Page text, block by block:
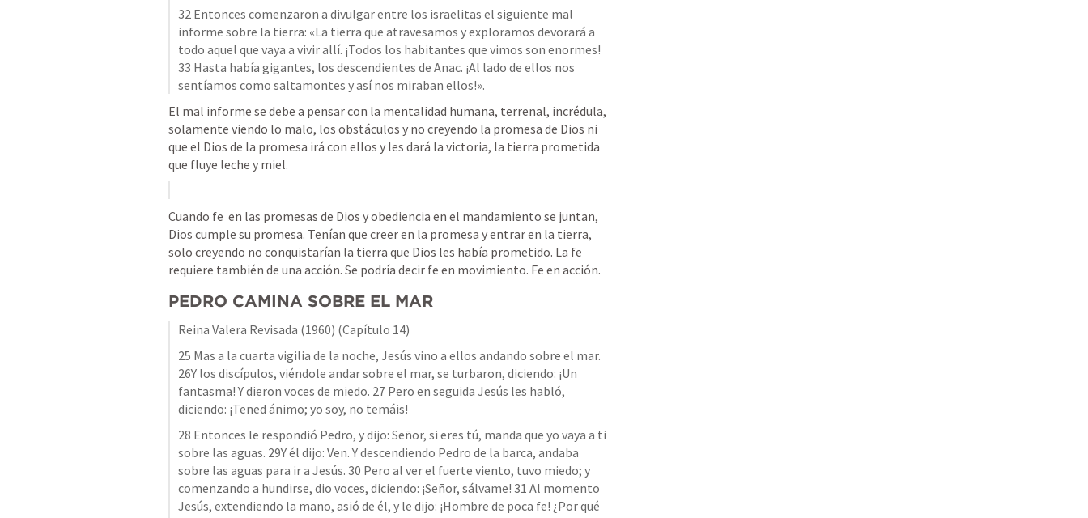
32 Entonces comenzaron a divulgar entre los israelitas el siguiente mal
informe sobre la tierra: «La tierra que atravesamos y exploramos devorará a
todo aquel que vaya a vivir allí. ¡Todos los habitantes que vimos son enormes!
33 Hasta había gigantes, los descendientes de Anac. ¡Al lado de ellos nos
sentíamos como saltamontes y así nos miraban ellos!».
El mal informe se debe a pensar con la mentalidad humana, terrenal, incrédula,
solamente viendo lo malo, los obstáculos y no creyendo la promesa de Dios ni
que el Dios de la promesa irá con ellos y les dará la victoria, la tierra prometida
que fluye leche y miel.
Cuando fe  en las promesas de Dios y obediencia en el mandamiento se juntan,
Dios cumple su promesa. Tenían que creer en la promesa y entrar en la tierra,
solo creyendo no conquistarían la tierra que Dios les había prometido. La fe
requiere también de una acción. Se podría decir fe en movimiento. Fe en acción.
PEDRO CAMINA SOBRE EL MAR
Reina Valera Revisada (1960) (Capítulo 14)
25 Mas a la cuarta vigilia de la noche, Jesús vino a ellos andando sobre el mar.
26Y los discípulos, viéndole andar sobre el mar, se turbaron, diciendo: ¡Un
fantasma! Y dieron voces de miedo. 27 Pero en seguida Jesús les habló,
diciendo: ¡Tened ánimo; yo soy, no temáis!
28 Entonces le respondió Pedro, y dijo: Señor, si eres tú, manda que yo vaya a ti
sobre las aguas. 29Y él dijo: Ven. Y descendiendo Pedro de la barca, andaba
sobre las aguas para ir a Jesús. 30 Pero al ver el fuerte viento, tuvo miedo; y
comenzando a hundirse, dio voces, diciendo: ¡Señor, sálvame! 31 Al momento
Jesús, extendiendo la mano, asió de él, y le dijo: ¡Hombre de poca fe! ¿Por qué